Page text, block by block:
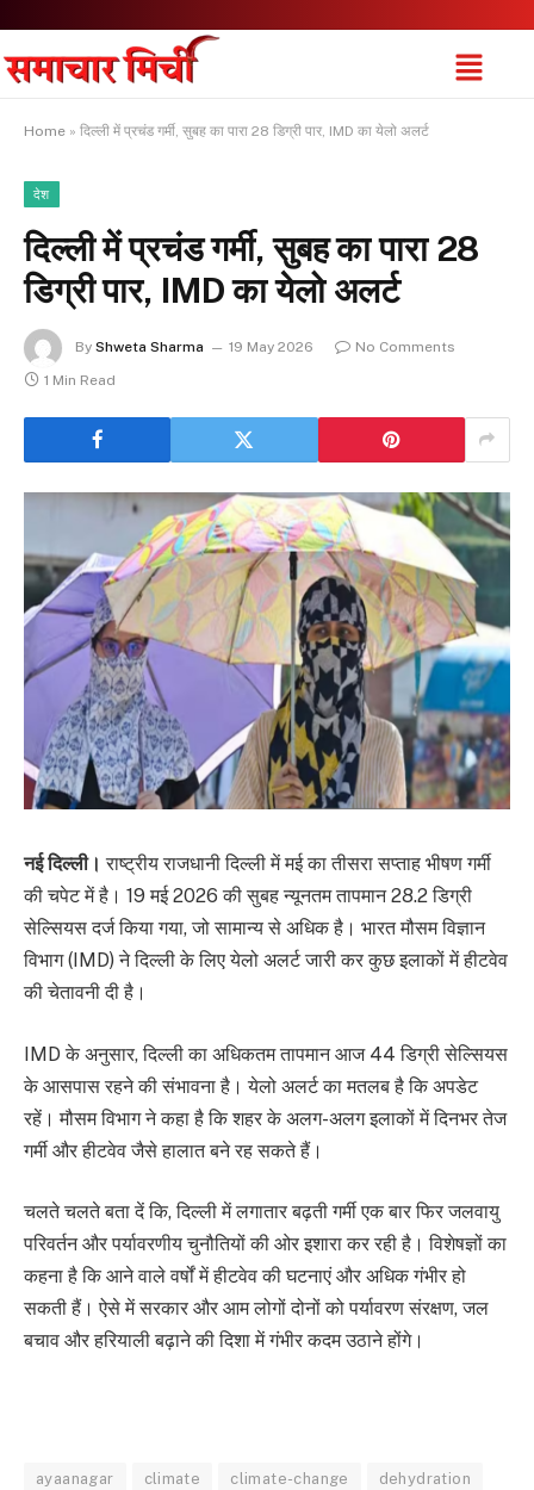
Home » दिल्ली में प्रचंड गर्मी, सुबह का पारा 28 डिग्री पार, IMD का येलो अलर्ट
देश
दिल्ली में प्रचंड गर्मी, सुबह का पारा 28
डिग्री पार, IMD का येलो अलर्ट
By Shweta Sharma 19 May 2026
No Comments
1 Min Read
नई दिल्ली। राष्ट्रीय राजधानी दिल्ली में मई का तीसरा सप्ताह भीषण गर्मी
की चपेट में है। 19 मई 2026 की सुबह न्यूनतम तापमान 28.2 डिग्री
सेल्सियस दर्ज किया गया, जो सामान्य से अधिक है। भारत मौसम विज्ञान
विभाग (IMD) ने दिल्ली के लिए येलो अलर्ट जारी कर कुछ इलाकों में हीटवेव
की चेतावनी दी है।
IMD के अनुसार, दिल्ली का अधिकतम तापमान आज 44 डिग्री सेल्सियस
के आसपास रहने की संभावना है। येलो अलर्ट का मतलब है कि अपडेट
रहें। मौसम विभाग ने कहा है कि शहर के अलग-अलग इलाकों में दिनभर तेज
गर्मी और हीटवेव जैसे हालात बने रह सकते हैं।
चलते चलते बता दें कि, दिल्ली में लगातार बढ़ती गर्मी एक बार फिर जलवायु
परिवर्तन और पर्यावरणीय चुनौतियों की ओर इशारा कर रही है। विशेषज्ञों का
कहना है कि आने वाले वर्षों में हीटवेव की घटनाएं और अधिक गंभीर हो
सकती हैं। ऐसे में सरकार और आम लोगों दोनों को पर्यावरण संरक्षण, जल
बचाव और हरियाली बढ़ाने की दिशा में गंभीर कदम उठाने होंगे।
ayaanagar climate climate-change dehydration